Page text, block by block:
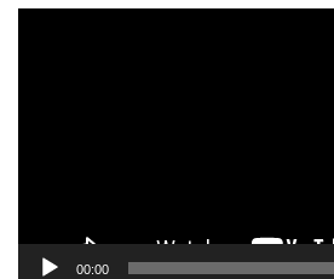
00:00